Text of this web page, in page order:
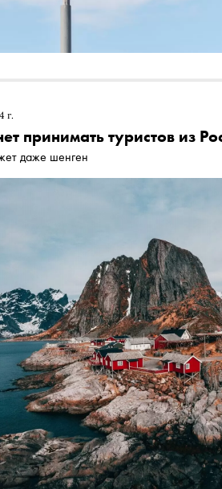
г.
принимать туристов из
даже шенген